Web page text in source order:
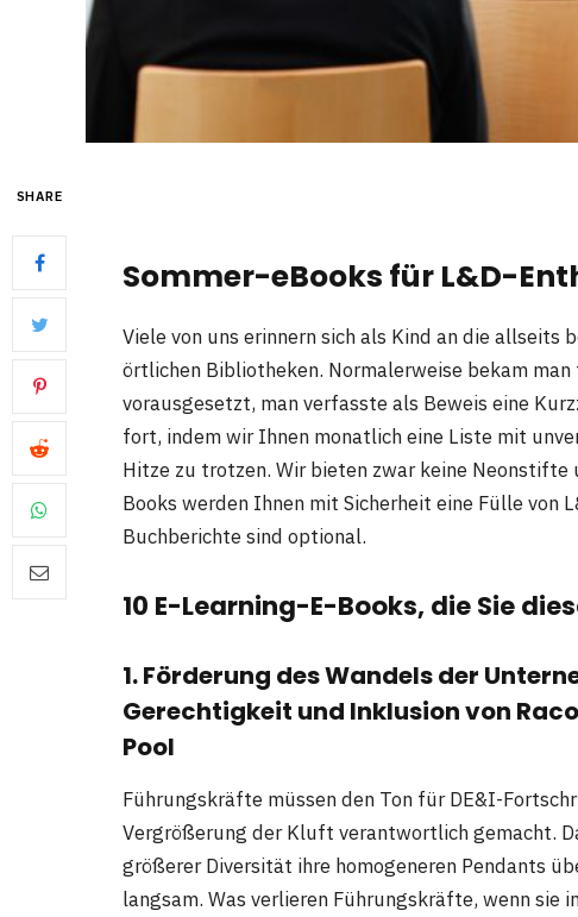
SHARE
Sommer-eBooks für L&D-
Viele von uns erinnern sich als Kind an die allseits
örtlichen Bibliotheken. Normalerweise bekam
vorausgesetzt, man verfasste als Beweis eine
fort, indem wir Ihnen monatlich eine Liste mit
Hitze zu trotzen. Wir bieten zwar keine Neonstifte
Books werden Ihnen mit Sicherheit eine Fülle von
Buchberichte sind optional.
10 E-Learning-E-Books, die Sie
1. Förderung des Wandels der
Gerechtigkeit und Inklusion von
Pool
Führungskräfte müssen den Ton für DE&I-
Vergrößerung der Kluft verantwortlich gemacht.
größerer Diversität ihre homogeneren Pendants
langsam. Was verlieren Führungskräfte, wenn sie